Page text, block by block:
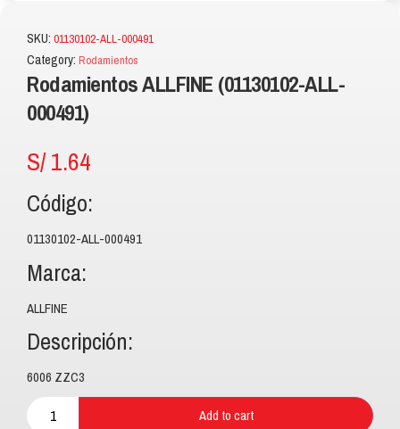
SKU: 01130102-ALL-000491
Category: Rodamientos
Rodamientos ALLFINE (01130102-ALL-
000491)
S/1.64
Código:
01130102-ALL-000491
Marca:
ALLFINE
Descripción:
6006 ZZC3
Add to cart